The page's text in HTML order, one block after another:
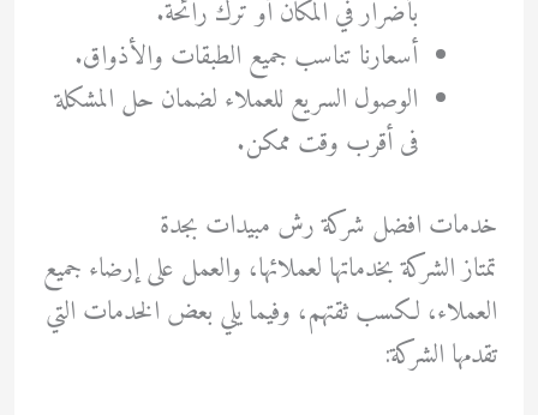
بأضرار في المكان أو ترك رائحة.
أسعارنا تناسب جميع الطبقات والأذواق.
الوصول السريع للعملاء لضمان حل المشكلة
فى أقرب وقت ممكن.
خدمات افضل شركة رش مبيدات بجدة
تمتاز الشركة بخدماتها لعملائها، والعمل على إرضاء جميع
العملاء، لكسب ثقتهم، وفيما يلي بعض الخدمات التي
تقدمها الشركة: